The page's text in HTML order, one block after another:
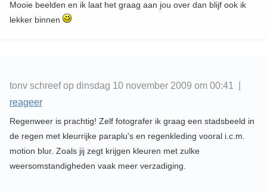
Mooie beelden en ik laat het graag aan jou over dan blijf ook ik
lekker binnen
tonv schreef op dinsdag 10 november 2009 om 00:41 |
reageer
Regenweer is prachtig! Zelf fotografer ik graag een stadsbeeld in
de regen met kleurrijke paraplu's en regenkleding vooral i.c.m.
motion blur. Zoals jij zegt krijgen kleuren met zulke
weersomstandigheden vaak meer verzadiging.